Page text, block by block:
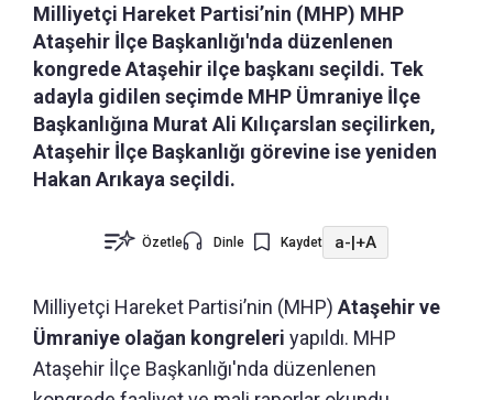
Milliyetçi Hareket Partisi’nin (MHP) MHP
Ataşehir İlçe Başkanlığı'nda düzenlenen
kongrede Ataşehir ilçe başkanı seçildi. Tek
adayla gidilen seçimde MHP Ümraniye İlçe
Başkanlığına Murat Ali Kılıçarslan seçilirken,
Ataşehir İlçe Başkanlığı görevine ise yeniden
Hakan Arıkaya seçildi.
Özetle Dinle Kaydet a-|+A
Milliyetçi Hareket Partisi’nin (MHP) Ataşehir ve
Ümraniye olağan kongreleri yapıldı. MHP
Ataşehir İlçe Başkanlığı'nda düzenlenen